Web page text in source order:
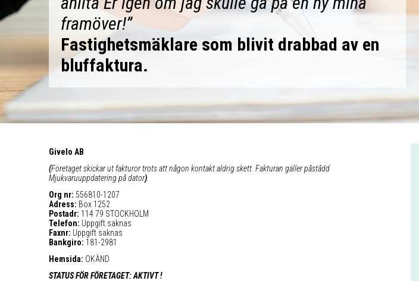
framöver!”
Fastighetsmäklare som blivit drabbad av en
bluffaktura.
Givelo AB
(Företaget skickar ut fakturor trots att någon kontakt aldrig skett. Fakturan gäller påstådd
Mjukvaruuppdatering på dator)
Org nr: 556810-1207
Adress: Box 1252
Postadr: 114 79 STOCKHOLM
Telefon: Uppgift saknas
Faxnr: Uppgift saknas
Bankgiro: 181-2981
Hemsida: OKÄND
STATUS FÖR FÖRETAGET: AKTIVT !